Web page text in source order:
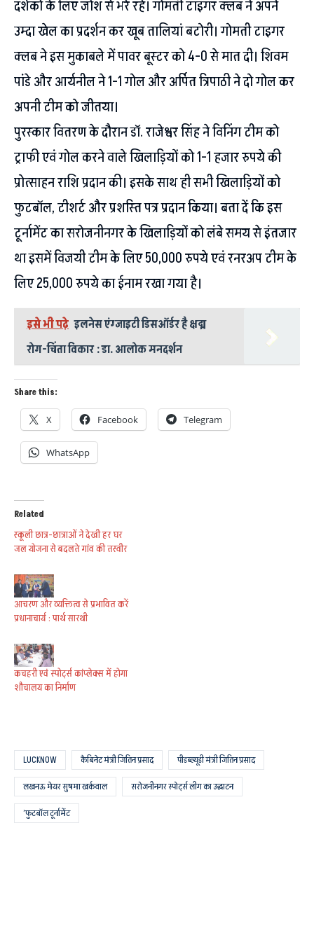
दर्शकों के लिए जोश से भरे रहे। गोमती टाइगर क्लब ने अपने
उम्दा खेल का प्रदर्शन कर खूब तालियां बटोरी। गोमती टाइगर
क्लब ने इस मुकाबले में पावर बूस्टर को 4-0 से मात दी। शिवम
पांडे और आर्यनील ने 1-1 गोल और अर्पित त्रिपाठी ने दो गोल कर
अपनी टीम को जीतया।
पुरस्कार वितरण के दौरान डॉ. राजेश्वर सिंह ने विनिंग टीम को
ट्राफी एवं गोल करने वाले खिलाड़ियों को 1-1 हजार रुपये की
प्रोत्साहन राशि प्रदान की। इसके साथ ही सभी खिलाड़ियों को
फुटबॉल, टीशर्ट और प्रशस्ति पत्र प्रदान किया। बता दें कि इस
टूर्नामेंट का सरोजनीनगर के खिलाड़ियों को लंबे समय से इंतजार
था इसमें विजयी टीम के लिए 50,000 रुपये एवं रनरअप टीम के
लिए 25,000 रुपये का ईनाम रखा गया है।
इसे भी पढ़े इलनेस एंग्जाइटी डिसऑर्डर है क्षद्म
रोग-चिंता विकार : डा. आलोक मनदर्शन
Share this:
X Facebook Telegram
WhatsApp
Related
स्कूली छात्र-छात्राओं ने देखी हर घर
जल योजना से बदलते गांव की तस्वीर
आचरण और व्यक्तित्व से प्रभावित करें
प्रधानाचार्य : पार्थ सारथी
कचहरी एवं स्पोर्ट्स कांप्लेक्स में होगा
शौचालय का निर्माण
LUCKNOW कैबिनेट मंत्री जितिन प्रसाद पीडब्ल्यूडी मंत्री जितिन प्रसाद
लखनऊ मेयर सुषमा खर्कवाल सरोजनीनगर स्पोर्ट्स लीग का उद्घाटन
’फुटबॉल टूर्नामेंट